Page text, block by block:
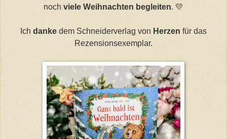
noch viele Weihnachten begleiten. 💛
Ich danke dem Schneiderverlag von Herzen für das
Rezensionsexemplar.